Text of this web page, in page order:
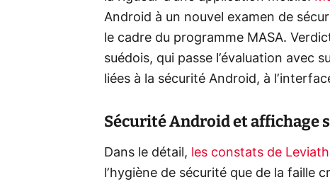
Android à un nouvel examen de
le cadre du programme MASA.
suédois, qui passe l’évaluation avec
liées à la sécurité Android, à
Sécurité Android et affichage
Dans le détail, les constats de
l’hygiène de sécurité que de la faille